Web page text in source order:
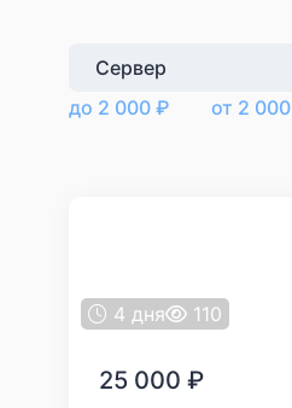
Сервер
до 2 000 ₽ от 2 000
4 дня 110
25 000 ₽